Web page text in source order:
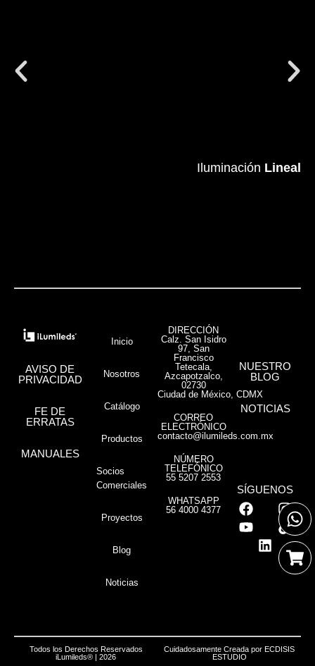
Iluminación Lineal
Iluminación Lineal
AVISO DE
PRIVACIDAD
FE DE
ERRATAS
MANUALES
Inicio
Nosotros
Catálogo
Productos
Socios
Comerciales
Proyectos
Blog
Noticias
DIRECCIÓN
Calz. San Isidro
97, San
Francisco
Tetecala,
Azcapotzalco,
02730
Ciudad de México, CDMX
CORREO
ELECTRÓNICO
contacto@ilumileds.com.mx
NÚMERO
TELEFÓNICO
55 5207 2553
WHATSAPP
56 4000 4377
NUESTRO
BLOG
NOTICIAS
SÍGUENOS
Todos los Derechos Reservados
iLumileds® | 2026
Cuidadosamente Creada por ECDISIS
ESTUDIO